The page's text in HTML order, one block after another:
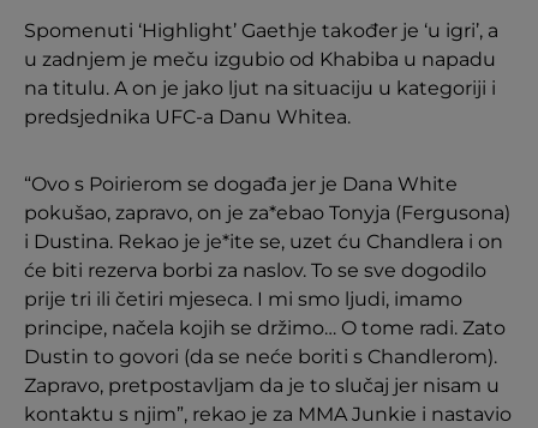
Spomenuti ‘Highlight’ Gaethje također je ‘u igri’, a
u zadnjem je meču izgubio od Khabiba u napadu
na titulu. A on je jako ljut na situaciju u kategoriji i
predsjednika UFC-a Danu Whitea.
“Ovo s Poirierom se događa jer je Dana White
pokušao, zapravo, on je za*ebao Tonyja (Fergusona)
i Dustina. Rekao je je*ite se, uzet ću Chandlera i on
će biti rezerva borbi za naslov. To se sve dogodilo
prije tri ili četiri mjeseca. I mi smo ljudi, imamo
principe, načela kojih se držimo… O tome radi. Zato
Dustin to govori (da se neće boriti s Chandlerom).
Zapravo, pretpostavljam da je to slučaj jer nisam u
kontaktu s njim”, rekao je za MMA Junkie i nastavio